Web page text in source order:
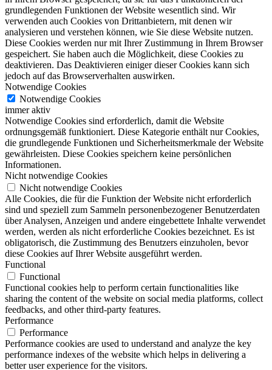
grundlegenden Funktionen der Website wesentlich sind. Wir
verwenden auch Cookies von Drittanbietern, mit denen wir
analysieren und verstehen können, wie Sie diese Website nutzen.
Diese Cookies werden nur mit Ihrer Zustimmung in Ihrem Browser
gespeichert. Sie haben auch die Möglichkeit, diese Cookies zu
deaktivieren. Das Deaktivieren einiger dieser Cookies kann sich
jedoch auf das Browserverhalten auswirken.
Notwendige Cookies
Notwendige Cookies
immer aktiv
Notwendige Cookies sind erforderlich, damit die Website
ordnungsgemäß funktioniert. Diese Kategorie enthält nur Cookies,
die grundlegende Funktionen und Sicherheitsmerkmale der Website
gewährleisten. Diese Cookies speichern keine persönlichen
Informationen.
Nicht notwendige Cookies
Nicht notwendige Cookies
Alle Cookies, die für die Funktion der Website nicht erforderlich
sind und speziell zum Sammeln personenbezogener Benutzerdaten
über Analysen, Anzeigen und andere eingebettete Inhalte verwendet
werden, werden als nicht erforderliche Cookies bezeichnet. Es ist
obligatorisch, die Zustimmung des Benutzers einzuholen, bevor
diese Cookies auf Ihrer Website ausgeführt werden.
Functional
Functional
Functional cookies help to perform certain functionalities like
sharing the content of the website on social media platforms, collect
feedbacks, and other third-party features.
Performance
Performance
Performance cookies are used to understand and analyze the key
performance indexes of the website which helps in delivering a
better user experience for the visitors.